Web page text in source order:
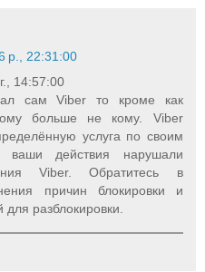
р., 22:31:00
14:57:00
сам Viber то кроме как
больше не кому. Viber
услуга по своим
ваши действия нарушали
Viber. Обратитесь в
причин блокировки и
разблокировки.